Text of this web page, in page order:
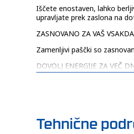
Iščete enostaven, lahko
upravljate prek zaslona na
ZASNOVANO ZA VAŠ
Zamenljivi paščki so
DOVOLJ ENERGIJE ZA VEČ
Zagotovite si neprekinjeno
MERILNIK ENERGIJE BODY
Tehnične